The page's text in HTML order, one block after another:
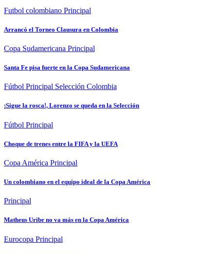
Futbol colombiano Principal
Arrancó el Torneo Clausura en Colombia
Copa Sudamericana Principal
Santa Fe pisa fuerte en la Copa Sudamericana
Fútbol Principal Selección Colombia
¡Sigue la rosca!, Lorenzo se queda en la Selección
Fútbol Principal
Choque de trenes entre la FIFA y la UEFA
Copa América Principal
Un colombiano en el equipo ideal de la Copa América
Principal
Matheus Uribe no va más en la Copa América
Eurocopa Principal